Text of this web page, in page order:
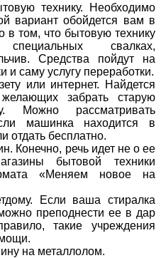
технику. Необходимо
вариант обойдется вам в
в том, что бытовую технику
свалках,
Средства пойдут на
и саму услугу переработки.
или интернет. Найдется
забрать старую
Можно рассматривать
машинка находится в
отдать бесплатно.
Конечно, речь идет не о ее
бытовой техники
«Меняем новое на
Если ваша стиралка
преподнести ее в дар
такие учреждения
на металлолом.